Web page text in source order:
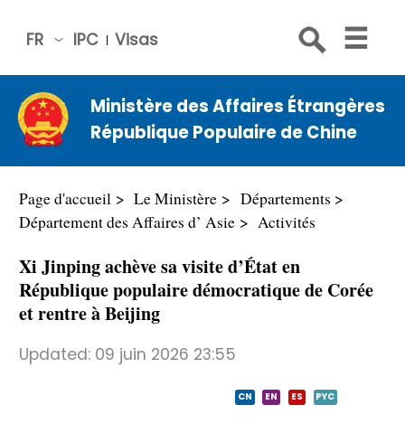
IPC Visas
FR
中文
Engli
sh
Русс
Espa
عربي
Ministère des Affaires Étrangères
République Populaire de Chine
Page d'accueil Le Ministère
Départements
Département des Affaires d’ Asie
Activités
Xi Jinping achève sa visite d’État en
République populaire démocratique de Corée
et rentre à Beijing
Updated: 09 juin 2026 23:55
CN EN ES PYC